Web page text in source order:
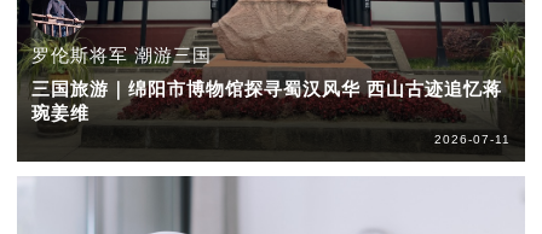
罗伦斯将军 潮游三国
三国旅游｜绵阳市博物馆探寻蜀汉风华 西山古迹追忆蒋
琬姜维
2026-07-11